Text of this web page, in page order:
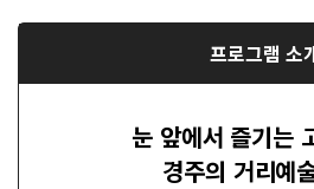
프로그램 소
눈 앞에서 즐기는
경주의 거리예